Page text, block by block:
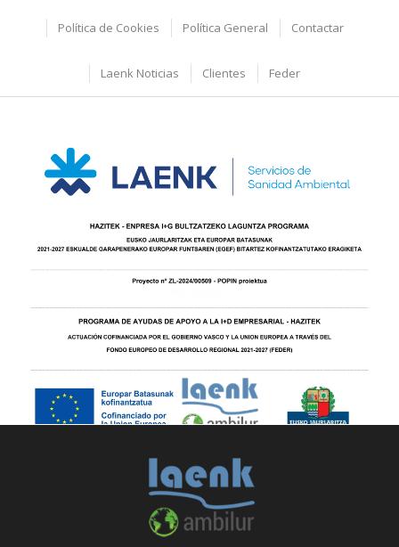
Política de Cookies Política General Contactar
Laenk Noticias Clientes Feder
Visitar ambilur.com
Polígono Industrial Isasi. – Barrio Zubiete 40B. 48192